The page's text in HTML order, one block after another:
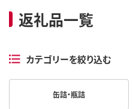
返礼品一覧
カテゴリーを絞り込む
缶詰・瓶詰